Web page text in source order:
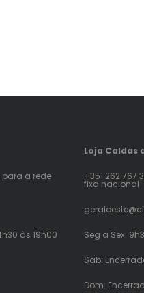
a rede
às 19h00
Loja Caldas
+351 262
fixa nacional
Seg a Sex:
Sáb:
Dom: